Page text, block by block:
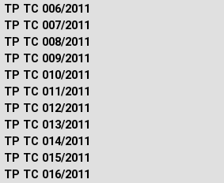
ТР ТС 006/2011
ТР ТС 007/2011
ТР ТС 008/2011
ТР ТС 009/2011
ТР ТС 010/2011
ТР ТС 011/2011
ТР ТС 012/2011
ТР ТС 013/2011
ТР ТС 014/2011
ТР ТС 015/2011
ТР ТС 016/2011